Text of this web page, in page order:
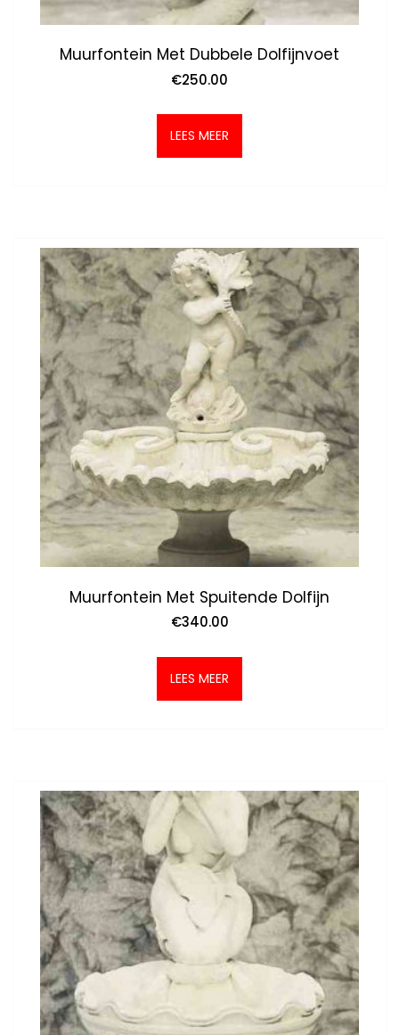
Muurfontein Met Dubbele Dolfijnvoet
€250.00
LEES MEER
Muurfontein Met Spuitende Dolfijn
€340.00
LEES MEER